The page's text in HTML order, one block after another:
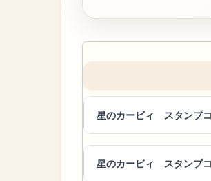
星のカービィ スタンプ
星のカービィ スタンプ